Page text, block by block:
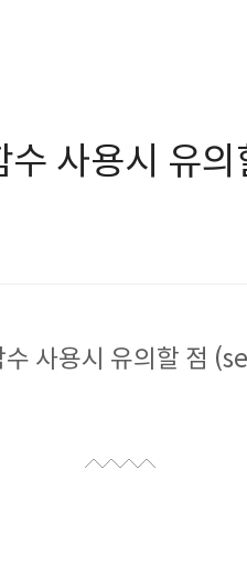
사용시 유
사용시 유의할 점